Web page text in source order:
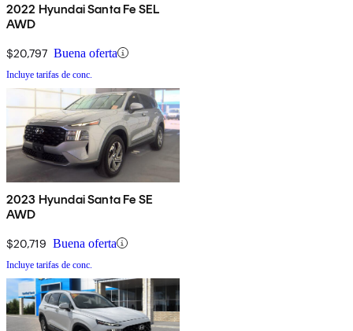
2022 Hyundai Santa Fe SEL
AWD
$20,797 Buena oferta
Incluye tarifas de conc.
2023 Hyundai Santa Fe SE
AWD
$20,719 Buena oferta
Incluye tarifas de conc.